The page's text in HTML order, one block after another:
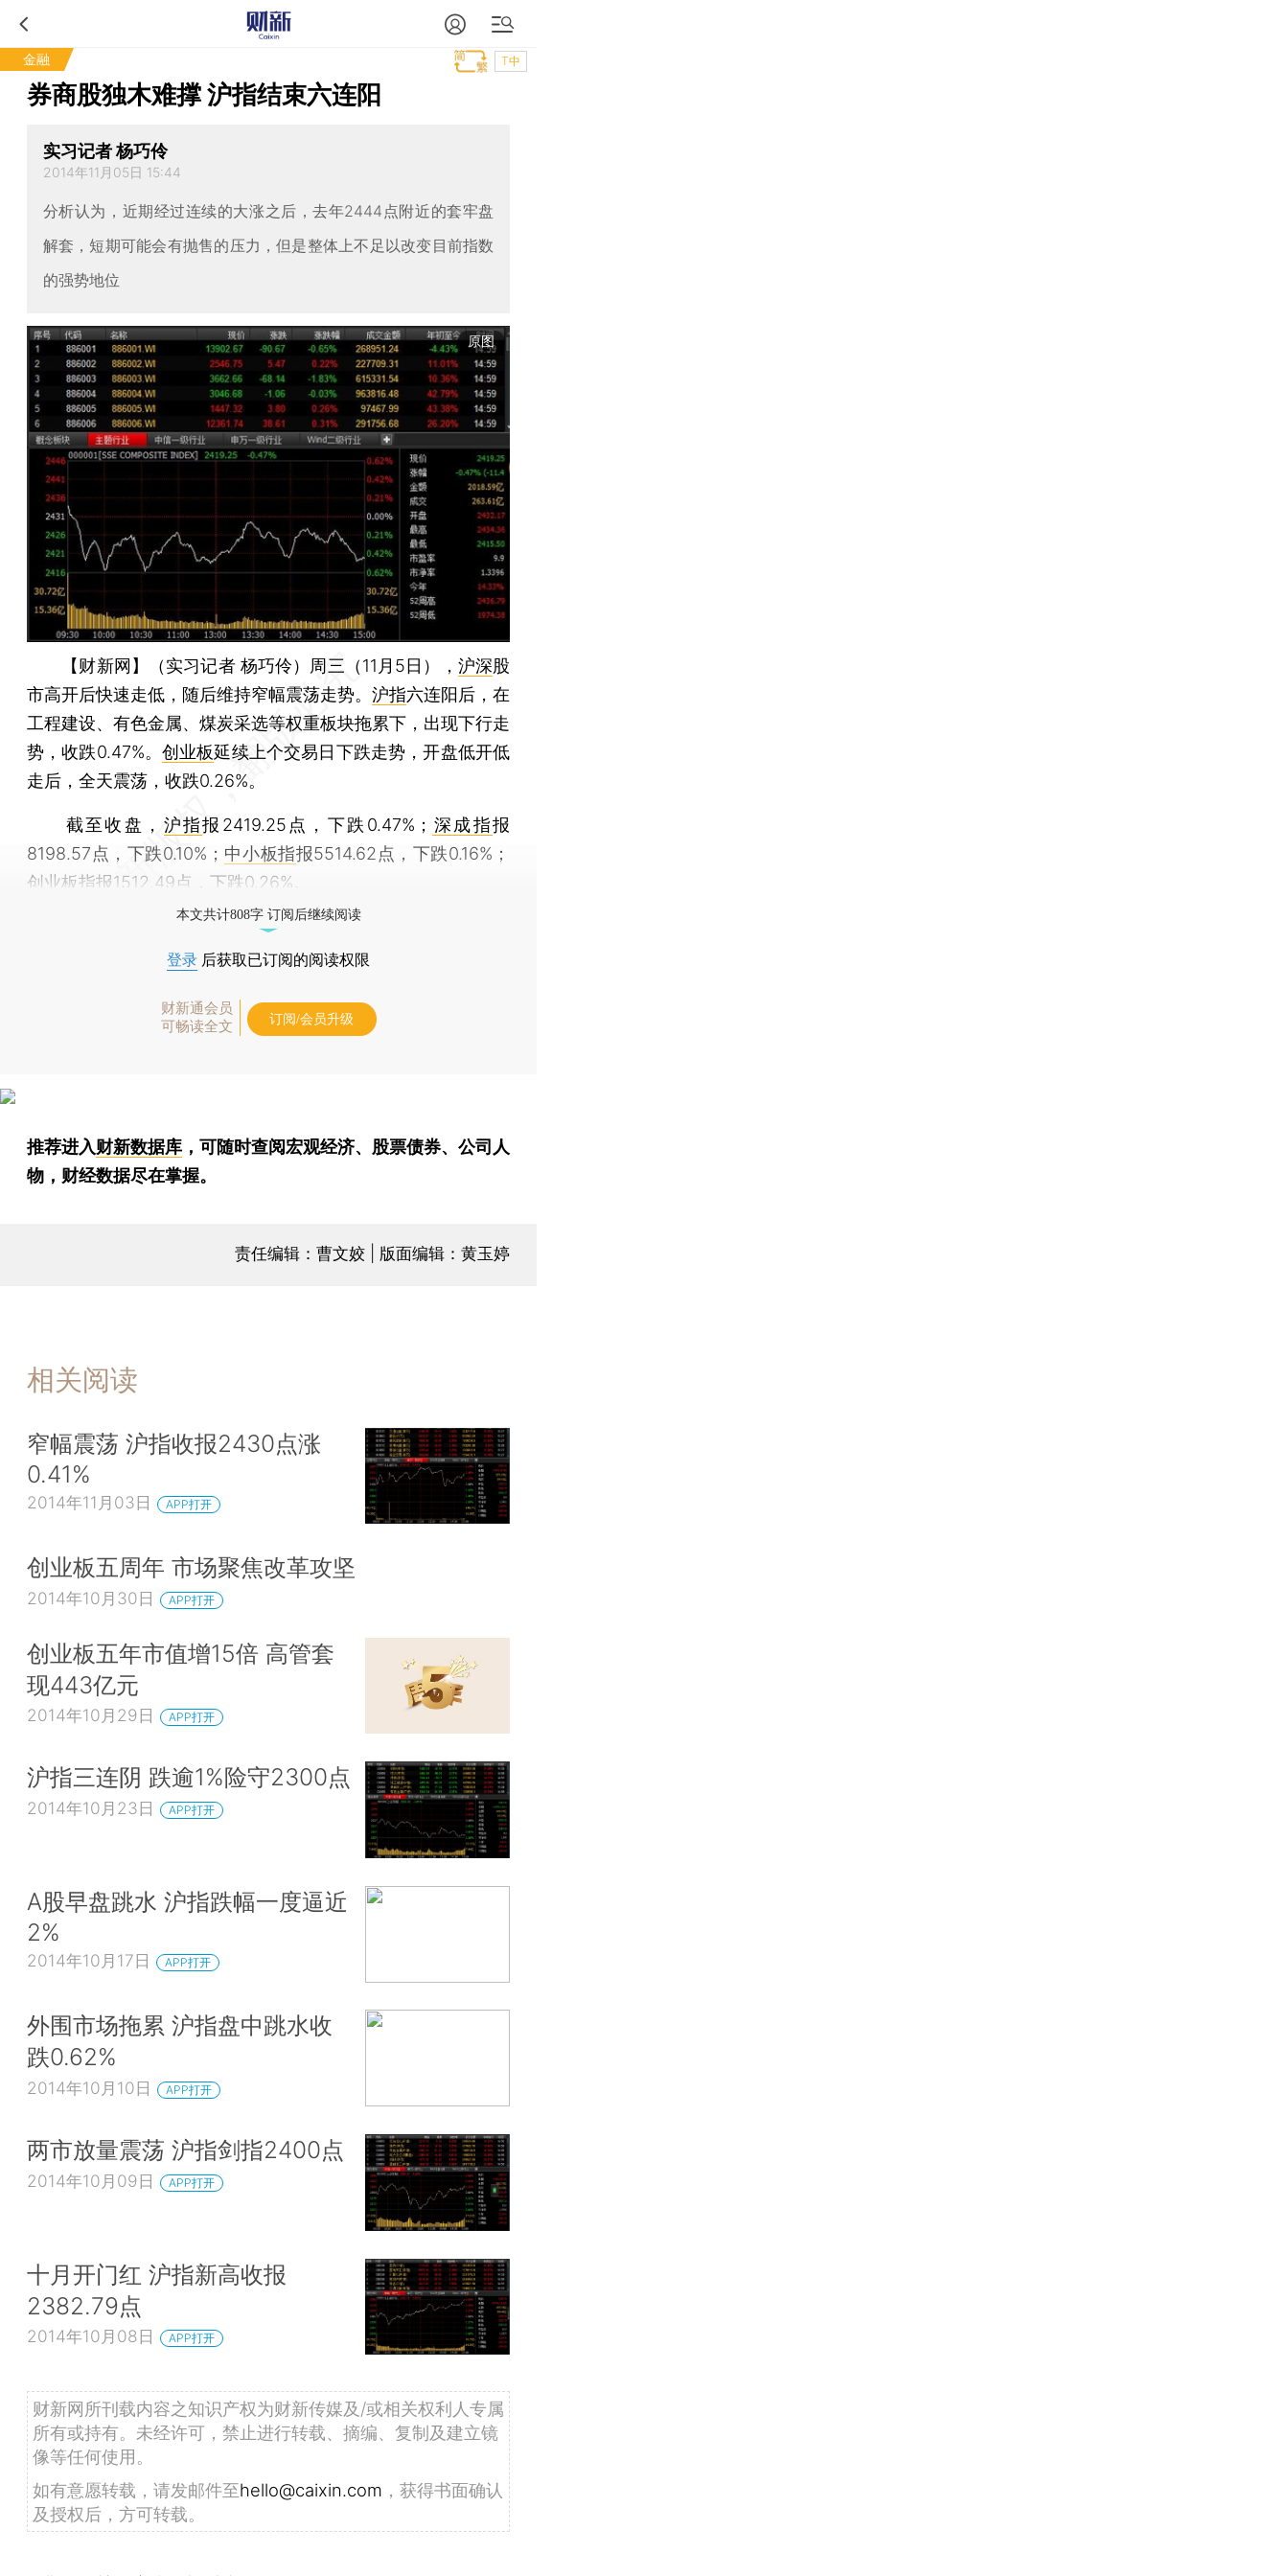
金融 T中
券商股独木难撑 沪指结束六连阳
实习记者 杨巧伶
2014年11月05日 15:44
分析认为，近期经过连续的大涨之后，去年2444点附近的套牢盘
解套，短期可能会有抛售的压力，但是整体上不足以改变目前指数
的强势地位
原图
【财新网】（实习记者 杨巧伶） 周三（11月5日）， 沪深股
市高开后快速走低，随后维持窄幅震荡走势。 沪指六连阳后，在
工程建设、有色金属、煤炭采选等权重板块拖累下，出现下行走
势，收跌0.47%。 创业板延续上个交易日下跌走势，开盘低开低
走后，全天震荡，收跌0.26%。
截至收盘， 沪指报2419.25点，下跌0.47%； 深成指报
8198.57点，下跌0.10%； 中小板指报5514.62点，下跌0.16%；
创业板指报1512.49点，下跌0.26%。
本文共计808字 订阅后继续阅读
登录 后获取已订阅的阅读权限
财新通会员
可畅读全文
订阅/会员升级
推荐进入财新数据库 ，可随时查阅宏观经济、股票债券、公司人
物，财经数据尽在掌握。
责任编辑：曹文姣 | 版面编辑：黄玉婷
相关阅读
窄幅震荡 沪指收报2430点涨
0.41%
2014年11月03日 APP打开
创业板五周年 市场聚焦改革攻坚
2014年10月30日 APP打开
创业板五年市值增15倍 高管套
现443亿元
2014年10月29日 APP打开
沪指三连阴 跌逾1%险守2300点
2014年10月23日 APP打开
A股早盘跳水 沪指跌幅一度逼近
2%
2014年10月17日 APP打开
外围市场拖累 沪指盘中跳水收
跌0.62%
2014年10月10日 APP打开
两市放量震荡 沪指剑指2400点
2014年10月09日 APP打开
十月开门红 沪指新高收报
2382.79点
2014年10月08日 APP打开
财新网所刊载内容之知识产权为财新传媒及/或相关权利人专属
所有或持有。未经许可，禁止进行转载、摘编、复制及建立镜
像等任何使用。
如有意愿转载，请发邮件至hello@caixin.com ，获得书面确认
及授权后，方可转载。